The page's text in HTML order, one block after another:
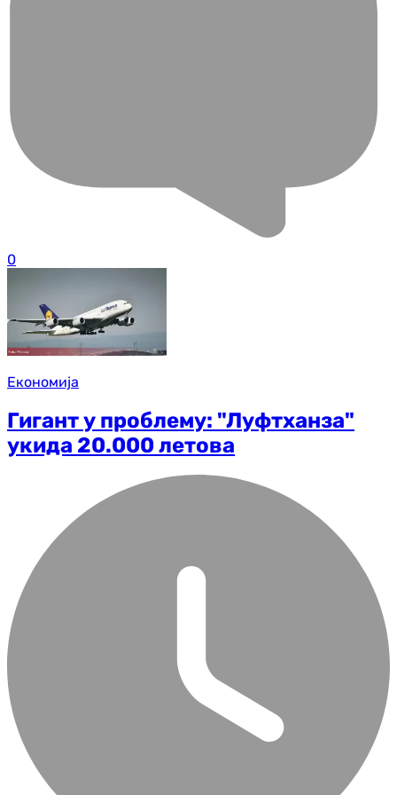
0
Економија
Гигант у проблему: "Луфтханза"
укида 20.000 летова